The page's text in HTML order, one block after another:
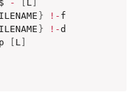
- L
} ! - f
} ! -d
L